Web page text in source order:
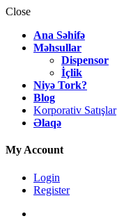
Close
Ana Səhifə
Məhsullar
Dispensor
İçlik
Niyə Tork?
Blog
Korporativ Satışlar
Əlaqə
My Account
Login
Register